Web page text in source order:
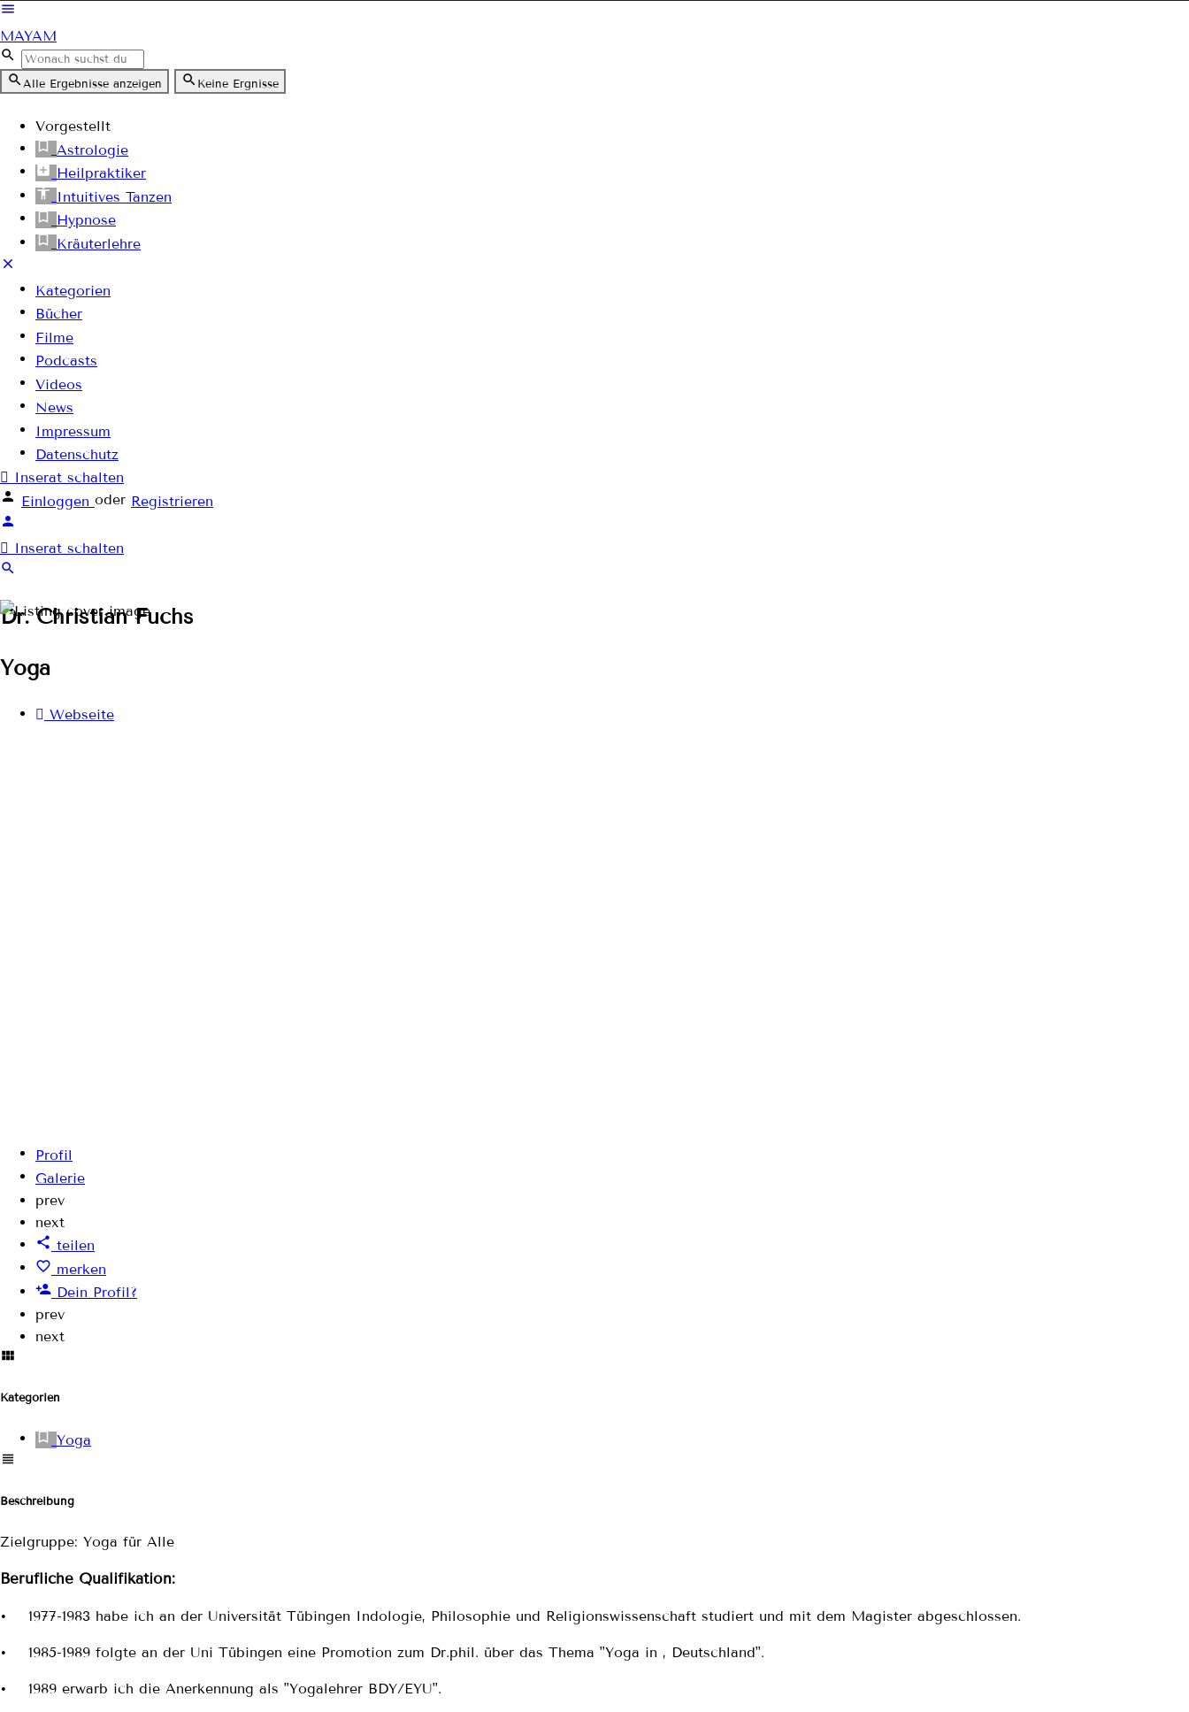
MAYAM
Alle Ergebnisse anzeigen Keine Ergnisse
Vorgestellt
Astrologie
Heilpraktiker
Intuitives Tanzen
Hypnose
Kräuterlehre
Kategorien
Bücher
Filme
Podcasts
Videos
News
Impressum
Datenschutz
Inserat schalten
Einloggen oder Registrieren
Inserat schalten
Dr. Christian Fuchs
Yoga
Webseite
Profil
Galerie
prev
next
teilen
merken
Dein Profil?
prev
next
Kategorien
Yoga
Beschreibung
Zielgruppe: Yoga für Alle
Berufliche Qualifikation:
• 1977-1983 habe ich an der Universität Tübingen Indologie, Philosophie und Religionswissenschaft studiert und mit dem Magister abgeschlossen.
• 1985-1989 folgte an der Uni Tübingen eine Promotion zum Dr.phil. über das Thema "Yoga in , Deutschland".
• 1989 erwarb ich die Anerkennung als "Yogalehrer BDY/EYU".